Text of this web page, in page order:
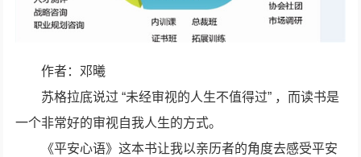
作者：邓曦
苏格拉底说过 “未经审视的人生不值得过” ，而读书是
一个非常好的审视自我人生的方式。
《平安心语》这本书让我以亲历者的角度去感受平安